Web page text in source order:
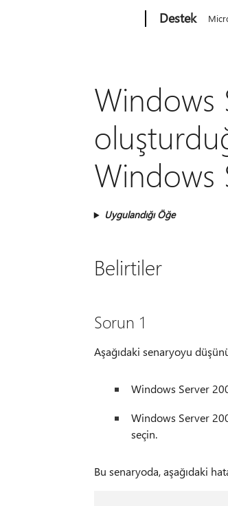
Destek
Windows
Windows
Uygulandığı Öğe
Belirtiler
Sorun 1
Aşağıdaki senaryoyu
Windows Server
Windows Server
seçin.
Bu senaryoda, aşağıdaki